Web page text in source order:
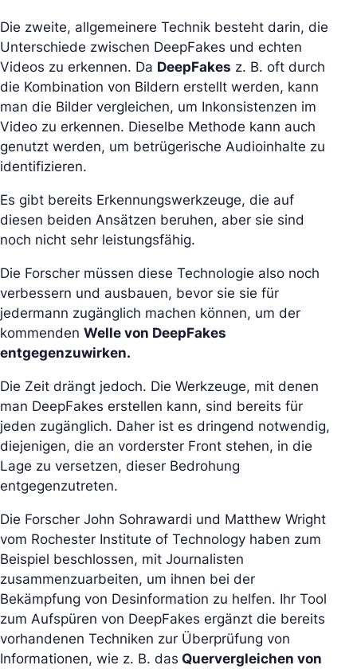
Die zweite, allgemeinere Technik besteht darin, die
Unterschiede zwischen DeepFakes und echten
Videos zu erkennen. Da DeepFakes z. B. oft durch
die Kombination von Bildern erstellt werden, kann
man die Bilder vergleichen, um Inkonsistenzen im
Video zu erkennen. Dieselbe Methode kann auch
genutzt werden, um betrügerische Audioinhalte zu
identifizieren.
Es gibt bereits Erkennungswerkzeuge, die auf
diesen beiden Ansätzen beruhen, aber sie sind
noch nicht sehr leistungsfähig.
Die Forscher müssen diese Technologie also noch
verbessern und ausbauen, bevor sie sie für
jedermann zugänglich machen können, um der
kommenden Welle von DeepFakes
entgegenzuwirken.
Die Zeit drängt jedoch. Die Werkzeuge, mit denen
man DeepFakes erstellen kann, sind bereits für
jeden zugänglich. Daher ist es dringend notwendig,
diejenigen, die an vorderster Front stehen, in die
Lage zu versetzen, dieser Bedrohung
entgegenzutreten.
Die Forscher John Sohrawardi und Matthew Wright
vom Rochester Institute of Technology haben zum
Beispiel beschlossen, mit Journalisten
zusammenzuarbeiten, um ihnen bei der
Bekämpfung von Desinformation zu helfen. Ihr Tool
zum Aufspüren von DeepFakes ergänzt die bereits
vorhandenen Techniken zur Überprüfung von
Informationen, wie z. B. das Quervergleichen von